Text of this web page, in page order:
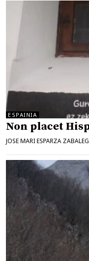
ESPAINIA
Non placet
JOSE MARI ESPARZA